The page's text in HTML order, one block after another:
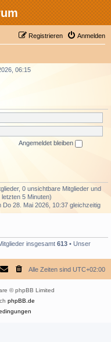
Anmelden
Registrieren
06:15
Angemeldet bleiben
0 unsichtbare Mitglieder und
5 Minuten)
Do 28. Mai 2026, 10:37 gleichzeitig
insgesamt 613 • Unser
Alle Zeiten sind UTC+02:00
© phpBB Limited
phpBB.de